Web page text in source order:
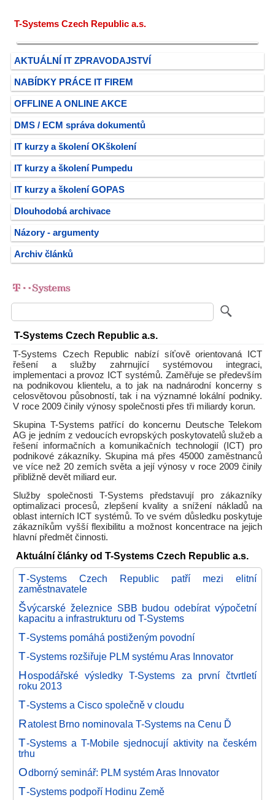
T-Systems Czech Republic a.s.
AKTUÁLNÍ IT ZPRAVODAJSTVÍ
NABÍDKY PRÁCE IT FIREM
OFFLINE A ONLINE AKCE
DMS / ECM správa dokumentů
IT kurzy a školení OKškolení
IT kurzy a školení Pumpedu
IT kurzy a školení GOPAS
Dlouhodobá archivace
Názory - argumenty
Archiv článků
T-Systems Czech Republic a.s.
T-Systems Czech Republic nabízí síťově orientovaná ICT
řešení a služby zahrnující systémovou integraci,
implementaci a provoz ICT systémů. Zaměřuje se především
na podnikovou klientelu, a to jak na nadnárodní koncerny s
celosvětovou působností, tak i na významné lokální podniky.
V roce 2009 činily výnosy společnosti přes tři miliardy korun.
Skupina T-Systems patřící do koncernu Deutsche Telekom
AG je jedním z vedoucích evropských poskytovatelů služeb a
řešení informačních a komunikačních technologií (ICT) pro
podnikové zákazníky. Skupina má přes 45000 zaměstnanců
ve více než 20 zemích světa a její výnosy v roce 2009 činily
přibližně devět miliard eur.
Služby společnosti T-Systems představují pro zákazníky
optimalizaci procesů, zlepšení kvality a snížení nákladů na
oblast interních ICT systémů. To ve svém důsledku poskytuje
zákazníkům vyšší flexibilitu a možnost koncentrace na jejich
hlavní předmět činnosti.
Aktuální články od T-Systems Czech Republic a.s.
T-Systems Czech Republic patří mezi elitní
zaměstnavatele
Švýcarské železnice SBB budou odebírat výpočetní
kapacitu a infrastrukturu od T-Systems
T-Systems pomáhá postiženým povodní
T-Systems rozšiřuje PLM systému Aras Innovator
Hospodářské výsledky T-Systems za první čtvrtletí
roku 2013
T-Systems a Cisco společně v cloudu
Ratolest Brno nominovala T-Systems na Cenu Ď
T-Systems a T-Mobile sjednocují aktivity na českém
trhu
Odborný seminář: PLM systém Aras Innovator
T-Systems podpoří Hodinu Země